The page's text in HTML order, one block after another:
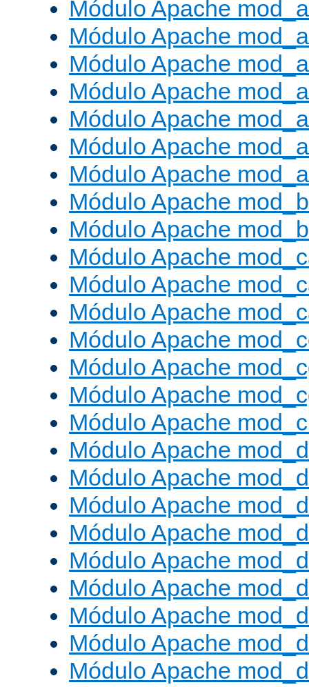
Módulo Apache
Módulo Apache
Módulo Apache
Módulo Apache
Módulo Apache
Módulo Apache
Módulo Apache
Módulo Apache
Módulo Apache
Módulo Apache
Módulo Apache
Módulo Apache
Módulo Apache
Módulo Apache
Módulo Apache
Módulo Apache
Módulo Apache
Módulo Apache
Módulo Apache
Módulo Apache
Módulo Apache
Módulo Apache
Módulo Apache
Módulo Apache
Módulo Apache